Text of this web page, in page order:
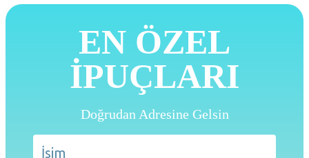
EN ÖZEL
İPUÇLARI
Doğrudan Adresine Gelsin